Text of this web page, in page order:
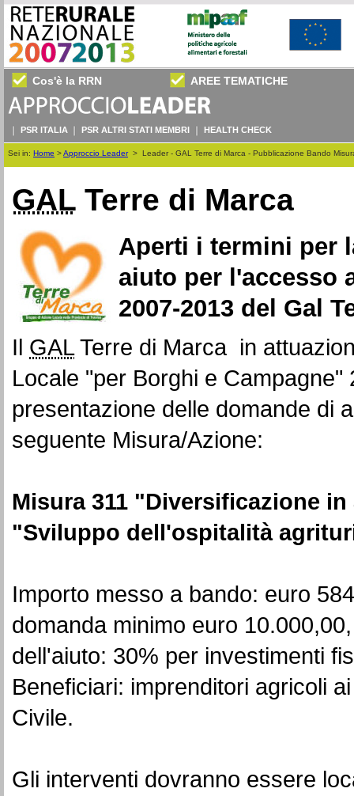
Cos'è la RRN AREE TEMATICHE
PSR ITALIA PSR ALTRI STATI MEMBRI HEALTH CHECK
Sei in: Home >Approccio Leader> Leader - GAL Terre di Marca - Pubblicazione Bando
GAL Terre di Marca
Aperti i termini per
aiuto per l'accesso
2007-2013 del Gal
Il GALTerre di Marca in
Locale "per Borghi e
presentazione delle domande di
seguente Misura/Azione:
Misura 311 "Diversificazione
"Sviluppo dell'ospitalità
Importo messo a bando: euro
domanda minimo euro
dell'aiuto: 30% per investimenti
Beneficiari: imprenditori agricoli
Civile.
Gli interventi dovranno essere